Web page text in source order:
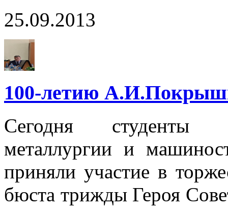
25.09.2013
100-летию
Сегодня студенты
металлургии и
приняли участие в
бюста трижды Героя